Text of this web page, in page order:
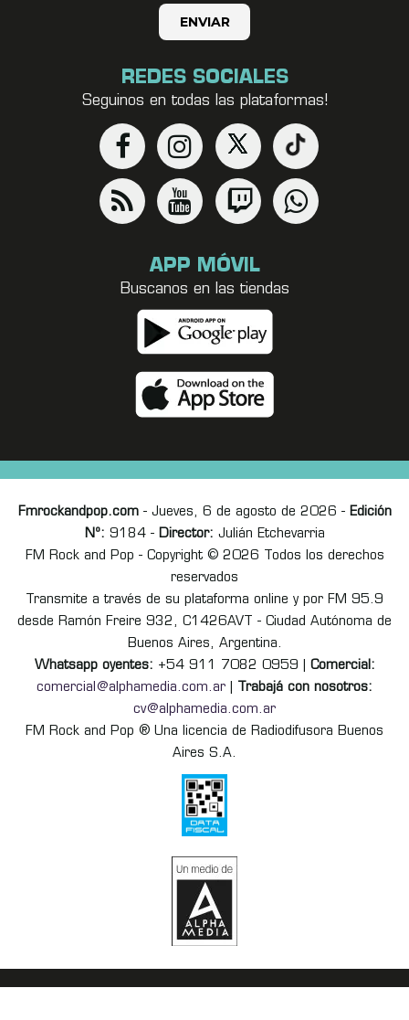
REDES SOCIALES
Seguinos en todas las plataformas!
APP MÓVIL
Buscanos en las tiendas
Fmrockandpop.com- Jueves, 6 de agosto de 2026 - Edición
Nº: 9184 - Director: Julián Etchevarria
FM Rock and Pop - Copyright © 2026 Todos los derechos
reservados
Transmite a través de su plataforma online y por FM 95.9
desde Ramón Freire 932, C1426AVT - Ciudad Autónoma de
Buenos Aires, Argentina.
Whatsapp oyentes: +54 911 7082 0959 | Comercial:
comercial@alphamedia.com.ar
Trabajá con nosotros:
cv@alphamedia.com.ar
FM Rock and Pop ® Una licencia de Radiodifusora Buenos
Aires S.A.